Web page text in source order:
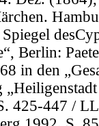
Berlin:
in den
425-447 /